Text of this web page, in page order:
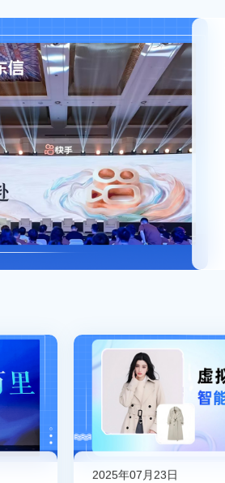
联系东信
2025年07月23日